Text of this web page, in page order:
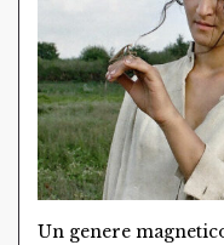
Un genere